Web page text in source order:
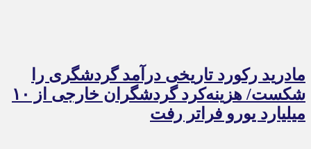
مادرید رکورد تاریخی درآمد گردشگری را
شکست/ هزینه‌کرد گردشگران خارجی از ۱۰
میلیارد یورو فراتر رفت